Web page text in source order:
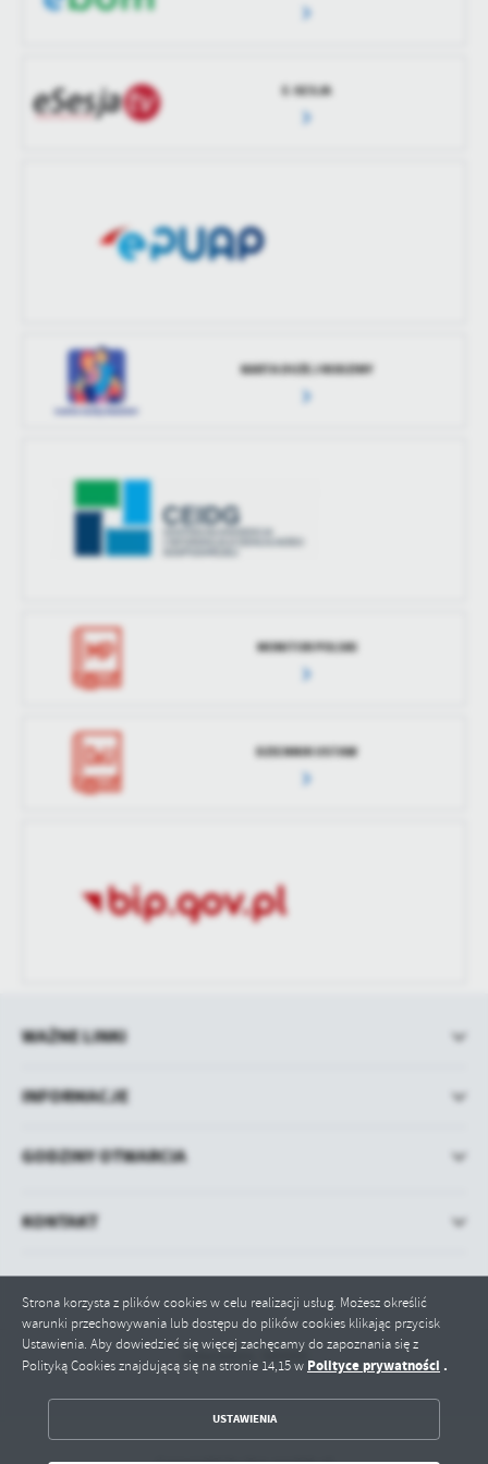
Strona korzysta z plików cookies w celu realizacji usług. Możesz określić
warunki przechowywania lub dostępu do plików cookies klikając przycisk
Ustawienia. Aby dowiedzieć się więcej zachęcamy do zapoznania się z
Polityką Cookies znajdującą się na stronie 14,15 w Polityce prywatności .
USTAWIENIA
treści w postaci wiadomości, ofert, komunikatów mediów
E-SESJA
KARTA DUŻEJ RODZINY
MONITOR POLSKI
DZIENNIK USTAW
WAŻNE LINKI
INFORMACJE
GODZINY OTWARCIA
KONTAKT
Odwiedzin: 580008